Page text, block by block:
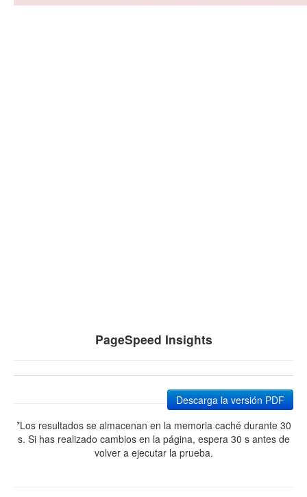
PageSpeed Insights
Descarga la versión PDF
*Los resultados se almacenan en la memoria caché durante 30
s. Si has realizado cambios en la página, espera 30 s antes de
volver a ejecutar la prueba.